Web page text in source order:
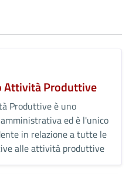
Attività Produttive
Produttive è uno
ed è l'unico
in relazione a tutte le
alle attività produttive